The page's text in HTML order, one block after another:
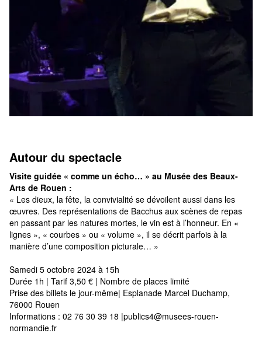
Autour du spectacle
Visite guidée « comme un écho… » au Musée des Beaux-
Arts de Rouen :
« Les dieux, la fête, la convivialité se dévoilent aussi dans les
œuvres. Des représentations de Bacchus aux scènes de repas
en passant par les natures mortes, le vin est à l’honneur. En «
lignes », « courbes » ou « volume », il se décrit parfois à la
manière d’une composition picturale… »
Samedi 5 octobre 2024 à 15h
Durée 1h | Tarif 3,50 € | Nombre de places limité
Prise des billets le jour-même| Esplanade Marcel Duchamp,
76000 Rouen
Informations : 02 76 30 39 18 |publics4@musees-rouen-
normandie.fr